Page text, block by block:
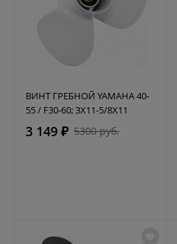
ВИНТ ГРЕБНОЙ YAMAHA 40-
55 / F30-60; 3X11-5/8X11
3 149 ₽ 5300 руб.